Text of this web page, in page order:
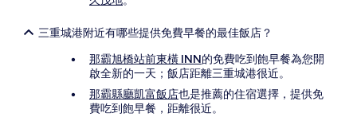
三重城港附近有哪些提供免費早餐的最佳飯店？
那霸旭橋站前東橫 INN的免費吃到飽早餐為您開
啟全新的一天；飯店距離三重城港很近。
那霸縣廳凱富飯店也是推薦的住宿選擇，提供免
費吃到飽早餐，距離很近。